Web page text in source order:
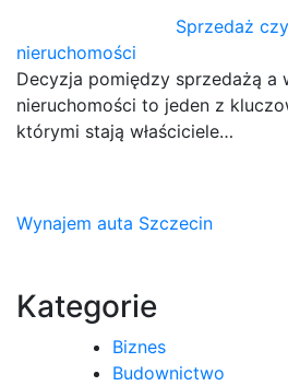
Sprzedaż
nieruchomości
Decyzja pomiędzy sprzedażą a
nieruchomości to jeden z
którymi stają właściciele…
Nawigacja
Wynajem auta Szczecin
Kategorie
Biznes
Budownictwo